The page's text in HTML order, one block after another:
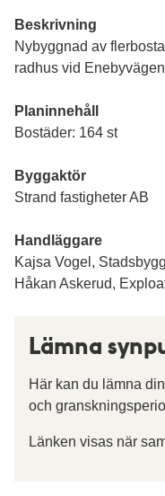
Beskrivning
Nybyggnad av
radhus vid
Planinnehåll
Bostäder: 164 st
Byggaktör
Strand fastigheter AB
Handläggare
Kajsa Vogel,
Håkan Askerud,
Lämna
Här kan du lämna
och
Länken visas när